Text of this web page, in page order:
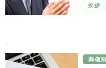
挨拶
葬儀